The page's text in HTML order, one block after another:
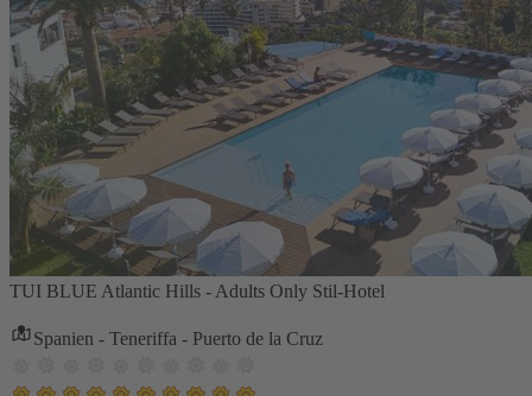
TUI BLUE Atlantic Hills - Adults Only Stil-Hotel
Spanien - Teneriffa - Puerto de la Cruz